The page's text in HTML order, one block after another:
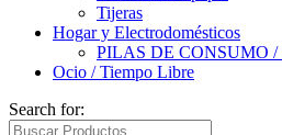
Tijeras
Hogar y Electrodomésticos
PILAS DE CONSUMO
Ocio / Tiempo Libre
Search for: